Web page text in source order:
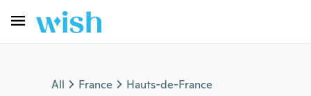
All France Hauts-de-France